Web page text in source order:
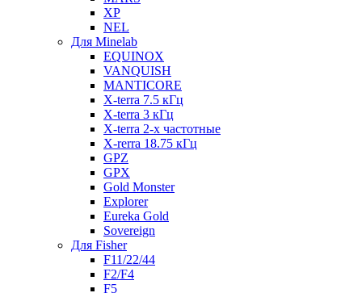
XP
NEL
Для Minelab
EQUINOX
VANQUISH
MANTICORE
X-terra 7.5 кГц
X-terra 3 кГц
X-terra 2-х частотные
X-rerra 18.75 кГц
GPZ
GPX
Gold Monster
Explorer
Eureka Gold
Sovereign
Для Fisher
F11/22/44
F2/F4
F5